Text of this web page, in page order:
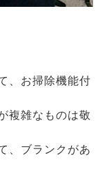
、お掃除機能付
複雑なものは敬
、ブランクがあ